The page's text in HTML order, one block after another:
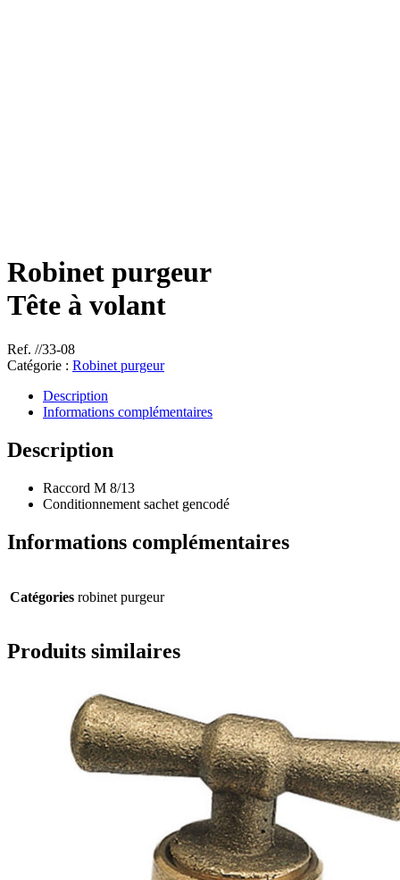
Robinet purgeur
Tête à volant
Ref. //33-08
Catégorie : Robinet purgeur
Description
Informations complémentaires
Description
Raccord M 8/13
Conditionnement sachet gencodé
Informations complémentaires
Catégories robinet purgeur
Produits similaires